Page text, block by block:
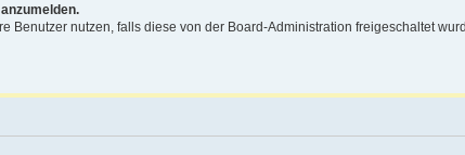
nutzen, falls diese von der Board-Administration freigeschaltet